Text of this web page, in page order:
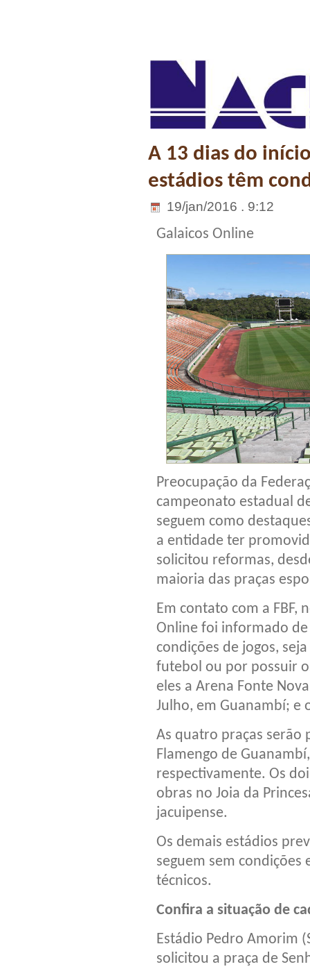
A 13 dias do
estádios têm
19/jan/2016 . 9:12
Galaicos Online
Preocupação da
campeonato estadual
seguem como
a entidade ter
solicitou reformas,
maioria das praças
Em contato com a FBF,
Online foi informado
condições de jogos,
futebol ou por possuir
eles a Arena Fonte
Julho, em Guanambí; e
As quatro praças serão
Flamengo de
respectivamente. Os
obras no Joia da
jacuipense.
Os demais estádios
seguem sem
técnicos.
Confira a situação de
Estádio Pedro Amorim
solicitou a praça de